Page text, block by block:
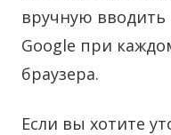
вручную
Google при
браузера.
Если вы хотите